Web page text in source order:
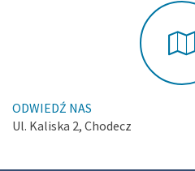
ODWIEDŹ NAS
Ul. Kaliska 2, Chodecz